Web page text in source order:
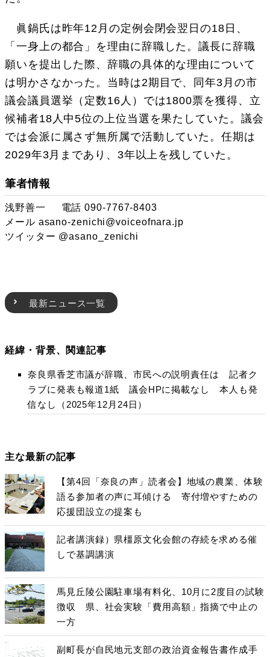
眞鍋氏は昨年12月の定例会閉会翌日の18日、
「一身上の都合」を理由に辞職した。議長に辞職
願いを提出した際、辞職の具体的な理由について
は明かさなかった。当時は2期目で、同年3月の市
議会議員選挙（定数16人）では1800票を獲得、立
候補者18人中5位の上位当選を果たしていた。議会
では会派に属さず無所属で活動していた。任期は
2029年3月まであり、3年以上を残していた。
筆者情報
浅野善一
電話 090-7767-8403
メール asano-zenichi@voiceofnara.jp
ツイッター @asano_zenichi
最新ニュース一覧
経緯・背景、関連記事
奈良県香芝市議が辞職、市民への説明責任は 記者ク
ラブに発表も報道1紙 議会HPに掲載なし 本人も発
信なし（2025年12月24日）
主な最新の記事
【第4回「奈良の声」読者会】地域の農業、体験
語る参加者の声に耳傾ける 寄付増やすための
応援団設立の提案も
記者講演録）県橿原文化会館の存続を求める催
しで基調講演
馬見丘陵公園駐車場有料化、10月に2度目の試験
徴収 県、社会実験「費用高額」指摘で中止の
一方
副町長が自民地元支部の政治資金報告書作成手